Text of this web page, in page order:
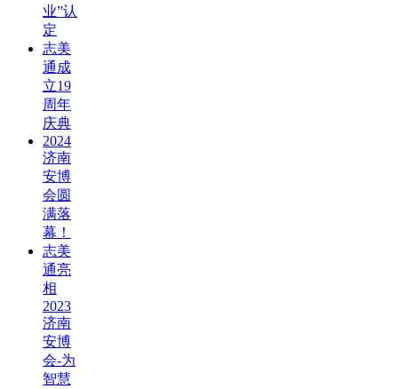
业”认
定
志美
通成
立19
周年
庆典
2024
济南
安博
会圆
满落
幕！
志美
通亮
相
2023
济南
安博
会-为
智慧